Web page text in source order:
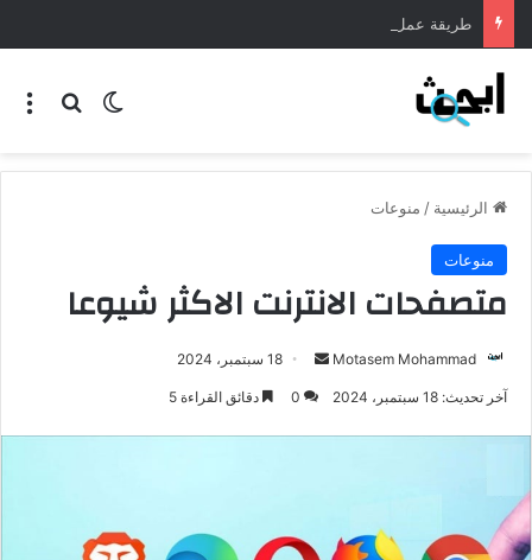
طريقة عمل المنسف الاردني
الرئيسية / منوعات
منوعات
متصفحات الانترنت الاكثر شيوعا
Motasem Mohammad 18 سبتمبر، 2024
آخر تحديث: 18 سبتمبر، 2024 0 دقائق القراءة 5